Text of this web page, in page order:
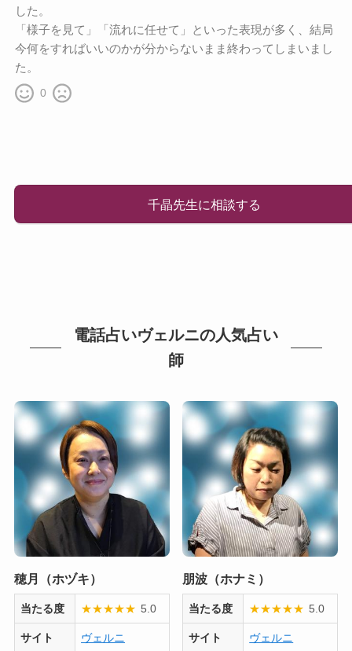
した。
「様子を見て」「流れに任せて」といった表現が多く、結局
今何をすればいいのかが分からないまま終わってしまいまし
た。
0
千晶先生に相談する
電話占いヴェルニの人気占い
師
穂月（ホヅキ）
当たる度 ★★★★★ 5.0
サイト ヴェルニ
朋波（ホナミ）
当たる度 ★★★★★ 5.0
サイト ヴェルニ